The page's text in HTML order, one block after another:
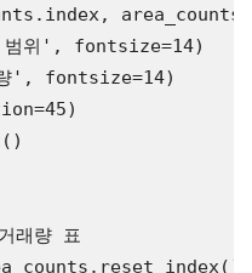
위' , fontsize=14)
' , fontsize=14)
래량 표